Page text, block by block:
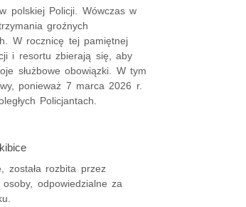
polskiej Policji. Wówczas w
groźnych
W rocznicę tej pamiętnej
i resortu zbierają się, aby
służbowe obowiązki. W tym
ponieważ 7 marca 2026 r.
Policjantach.
została rozbita przez
odpowiedzialne za